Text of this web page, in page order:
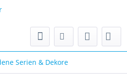
Serien & Dekore